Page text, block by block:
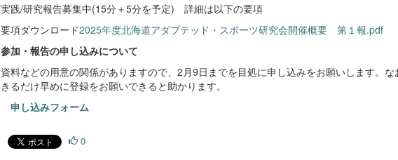
実践/研究報告募集中(15分＋5分を予定) 詳細は以下の要項
要項ダウンロード2025年度北海道アダプテッド・スポーツ研究会開催概要 第１報.pdf
参加・報告の申し込みについて
資料などの用意の関係がありますので、2月9日までを目処に申し込みをお願いします。
きるだけ早めに登録をお願いできると助かります。
申し込みフォーム
0